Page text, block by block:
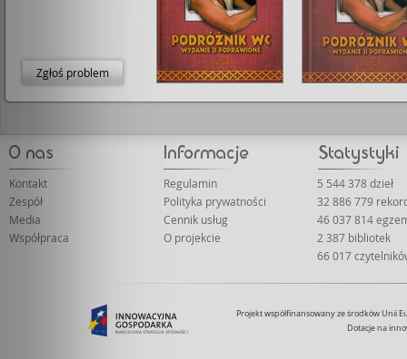
Zgłoś problem
Kontakt
Zespół
Media
Współpraca
Regulamin
Polityka prywatności
Cennik usług
O projekcie
5 544 378 dzieł
32 886 779
46 037 814
2 387 bibliotek
66 017
Projekt współfinansowany ze środków Unii
Dotacje na